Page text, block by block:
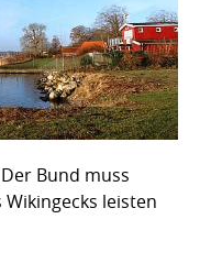
Bund muss
leisten